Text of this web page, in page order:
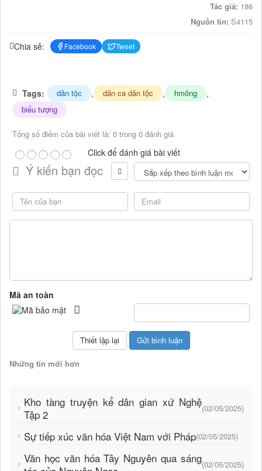
Tác giả: 186
Nguồn tin: S4115
Chia sẻ: Facebook Tweet
Tags: dân tộc , dân ca dân tộc , hmông ,
biểu tượng
Tổng số điểm của bài viết là: 0 trong 0 đánh giá
Click để đánh giá bài viết
Ý kiến bạn đọc
Mã an toàn
Những tin mới hơn
Kho tàng truyện kể dân gian xứ Nghệ
Tập 2
(02/05/2025)
Sự tiếp xúc văn hóa Việt Nam với Pháp(02/05/2025)
Văn học văn hóa Tây Nguyên qua sáng(02/05/2025)